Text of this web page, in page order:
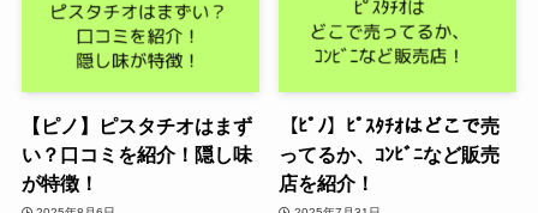
【ピノ】ピスタチオはまず
い？口コミを紹介！隠し味
が特徴！
【ﾋﾟﾉ】ﾋﾟｽﾀﾁｵはどこで売
ってるか、ｺﾝﾋﾞﾆなど販売
店を紹介！